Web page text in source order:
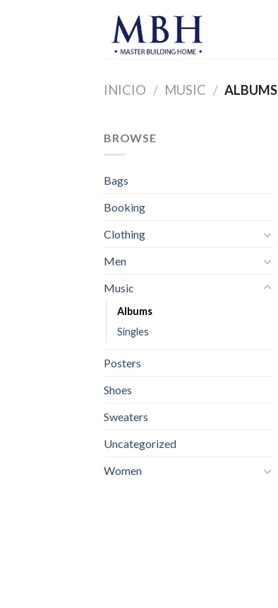
INICIO / MUSIC / ALBUMS
BROWSE
Bags
Booking
Clothing
Men
Music
Albums
Singles
Posters
Shoes
Sweaters
Uncategorized
Women